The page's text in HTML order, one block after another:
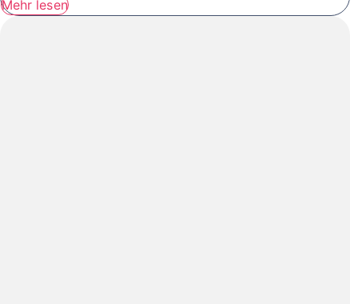
Mehr lesen